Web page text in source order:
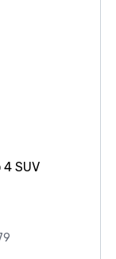
SUV